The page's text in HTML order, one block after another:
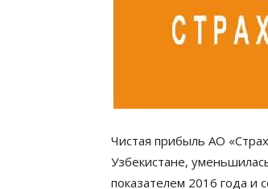
Чистая прибыль АО
Узбекистане,
показателем 2016 года и